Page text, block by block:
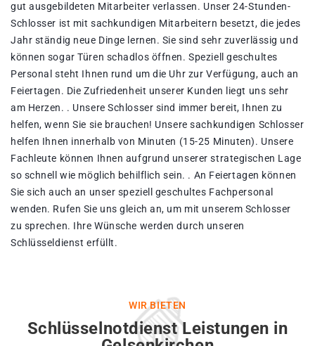
gut ausgebildeten Mitarbeiter verlassen. Unser 24-Stunden-
Schlosser ist mit sachkundigen Mitarbeitern besetzt, die jedes
Jahr ständig neue Dinge lernen. Sie sind sehr zuverlässig und
können sogar Türen schadlos öffnen. Speziell geschultes
Personal steht Ihnen rund um die Uhr zur Verfügung, auch an
Feiertagen. Die Zufriedenheit unserer Kunden liegt uns sehr
am Herzen. . Unsere Schlosser sind immer bereit, Ihnen zu
helfen, wenn Sie sie brauchen! Unsere sachkundigen Schlosser
helfen Ihnen innerhalb von Minuten (15-25 Minuten). Unsere
Fachleute können Ihnen aufgrund unserer strategischen Lage
so schnell wie möglich behilflich sein. . An Feiertagen können
Sie sich auch an unser speziell geschultes Fachpersonal
wenden. Rufen Sie uns gleich an, um mit unserem Schlosser
zu sprechen. Ihre Wünsche werden durch unseren
Schlüsseldienst erfüllt.
WIR BIETEN
Schlüsselnotdienst Leistungen in